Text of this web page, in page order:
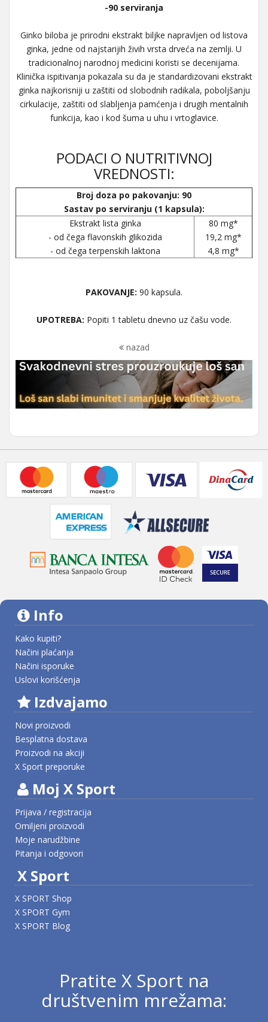
-90 serviranja
Ginko biloba je prirodni ekstrakt biljke napravljen od listova
ginka, jedne od najstarijih živih vrsta drveća na zemlji. U
tradicionalnoj narodnoj medicini koristi se decenijama.
Klinička ispitivanja pokazala su da je standardizovani ekstrakt
ginka najkorisniji u zaštiti od slobodnih radikala, poboljšanju
cirkulacije, zaštiti od slabljenja pamćenja i drugih mentalnih
funkcija, kao i kod šuma u uhu i vrtoglavice.
PODACI O NUTRITIVNOJ
VREDNOSTI:
Broj doza po pakovanju: 90
Sastav po serviranju (1 kapsula):
Ekstrakt lista ginka
- od čega flavonskih glikozida
- od čega terpenskih laktona
80 mg*
19,2 mg*
4,8 mg*
PAKOVANJE: 90 kapsula.
UPOTREBA: Popiti 1 tabletu dnevno uz čašu vode.
nazad
Info
Kako kupiti?
Načini plaćanja
Načini isporuke
Uslovi korišćenja
Izdvajamo
Novi proizvodi
Besplatna dostava
Proizvodi na akciji
X Sport preporuke
Moj X Sport
Prijava / registracija
Omiljeni proizvodi
Moje narudžbine
Pitanja i odgovori
X Sport
X SPORT Shop
X SPORT Gym
X SPORT Blog
Pratite X Sport na
društvenim mrežama: